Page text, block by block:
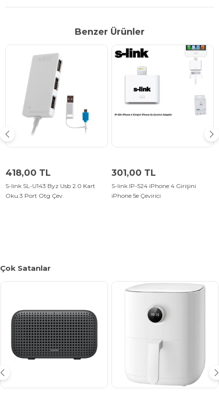
Benzer Ürünler
418,00 TL
S-link SL-U143 Byz Usb 2.0 Kart
Oku.3 Port Otg Çev.
301,00 TL
S-link IP-524 iPhone 4 Girişini
iPhone 5e Çevirici
Çok Satanlar